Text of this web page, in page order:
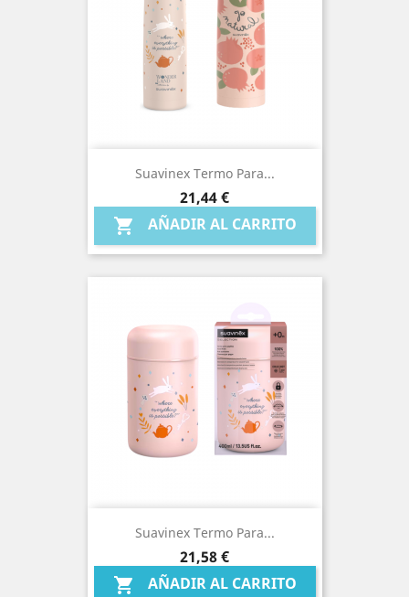
Suavinex Termo Para...
Precio
21,44 €
 AÑADIR AL CARRITO
Suavinex Termo Para...
Precio
21,58 €
 AÑADIR AL CARRITO